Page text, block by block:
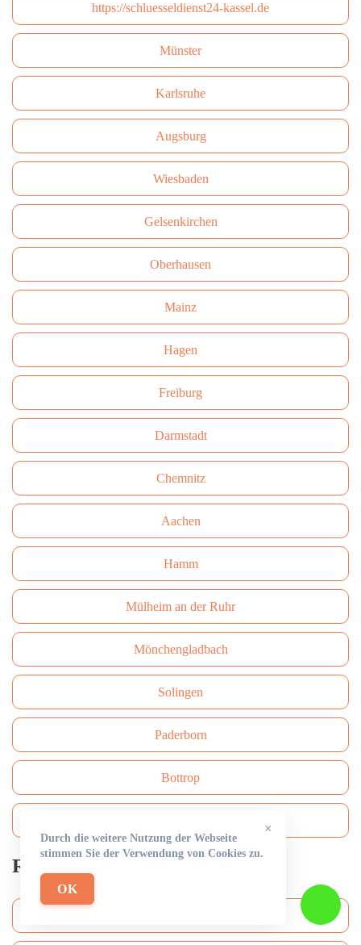
https://schluesseldienst24-kassel.de
Münster
Karlsruhe
Augsburg
Wiesbaden
Gelsenkirchen
Oberhausen
Mainz
Hagen
Freiburg
Darmstadt
Сhemnitz
Aachen
Hamm
Mülheim an der Ruhr
Mönchengladbach
Solingen
Paderborn
Bottrop
Rohrreinigung
×
Durch die weitere Nutzung der Webseite
stimmen Sie der Verwendung von Cookies zu.
OK